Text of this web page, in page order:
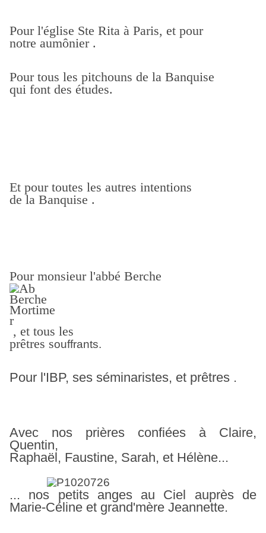
Pour l'église Ste Rita à Paris, et pour
notre aumônier .
Pour tous les pitchouns de la Banquise
qui font des études.
Et pour toutes les autres intentions
de la Banquise .
Pour monsieur l'abbé Berche
, et tous les
prêtres souffrants.
Pour l'IBP, ses séminaristes, et prêtres .
Avec nos prières confiées à Claire,
Quentin,
Raphaël, Faustine, Sarah, et Hélène...
... nos petits anges au Ciel auprès de
Marie-Céline et grand'mère Jeannette.